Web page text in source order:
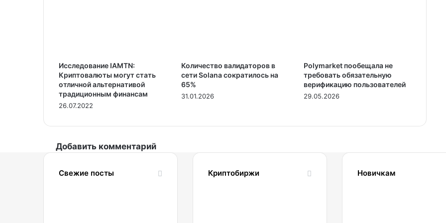
Исследование IAMTN:
Криптовалюты могут стать
отличной альтернативой
традиционным финансам
26.07.2022
Количество валидаторов в
сети Solana сократилось на
65%
31.01.2026
Polymarket пообещала не
требовать обязательную
верификацию пользователей
29.05.2026
Добавить комментарий
Свежие посты Криптобиржи Новичкам